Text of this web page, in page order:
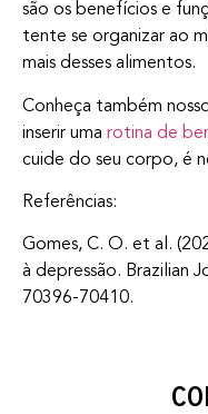
são os benefícios e
tente se organizar ao
mais desses alimentos.
Conheça também
inserir uma rotina de
cuide do seu corpo, é
Referências:
Gomes, C. O. et al.
à depressão. Brazilian
70396-70410.